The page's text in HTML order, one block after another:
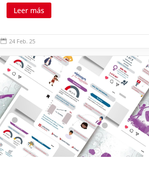
Leer más
 24 Feb. 25